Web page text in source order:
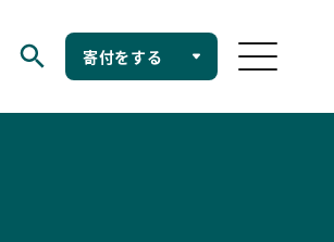
寄付をする